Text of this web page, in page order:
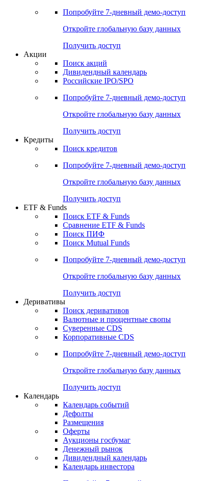
Попробуйте 7-дневный демо-доступ
Откройте глобальную базу данных
Получить доступ
Акции
Поиск акций
Дивидендный календарь
Российские IPO/SPO
Попробуйте 7-дневный демо-доступ
Откройте глобальную базу данных
Получить доступ
Кредиты
Поиск кредитов
Попробуйте 7-дневный демо-доступ
Откройте глобальную базу данных
Получить доступ
ETF & Funds
Поиск ETF & Funds
Сравнение ETF & Funds
Поиск ПИФ
Поиск Mutual Funds
Попробуйте 7-дневный демо-доступ
Откройте глобальную базу данных
Получить доступ
Деривативы
Поиск деривативов
Валютные и процентные свопы
Суверенные CDS
Корпоративные CDS
Попробуйте 7-дневный демо-доступ
Откройте глобальную базу данных
Получить доступ
Календарь
Календарь событий
Дефолты
Размещения
Оферты
Аукционы госбумаг
Денежный рынок
Дивидендный календарь
Календарь инвестора